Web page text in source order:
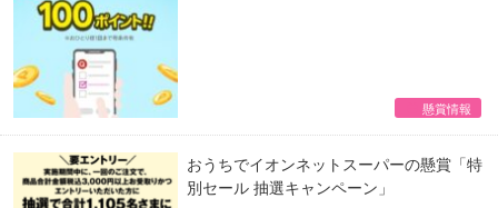
懸賞情報
おうちでイオンネットスーパーの懸賞「特
別セール 抽選キャンペーン」